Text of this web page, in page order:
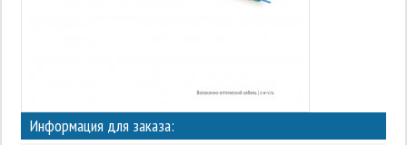
Информация для заказа: